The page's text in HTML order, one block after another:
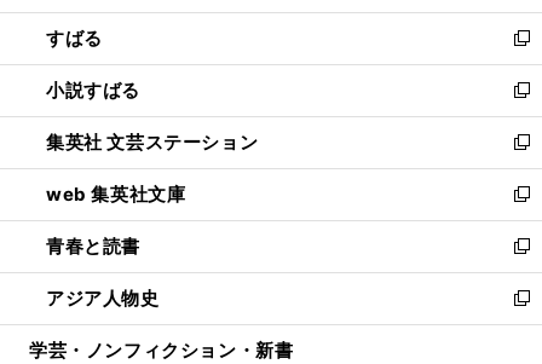
開
く
ウ
で
開
く
ン
ド
ウ
で
開
く
すばる
新
し
い
ウ
ィ
ン
ド
ウ
で
開
く
小説すばる
新
し
い
ウ
ィ
ン
ド
ウ
で
開
集英社 文芸ステーション
新
し
い
ウ
ィ
ン
ド
ウ
web 集英社文庫
新
し
い
ウ
ィ
ン
青春と読書
新
し
い
ウ
アジア人物史
新
し
学芸・ノンフィクション・新書